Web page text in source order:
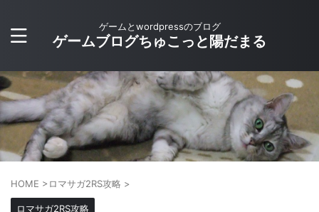
ゲームとwordpressのブログ
ゲームブログちゅこっと陽だまる
HOME >ロマサガ2RS攻略 >
ロマサガ2RS攻略